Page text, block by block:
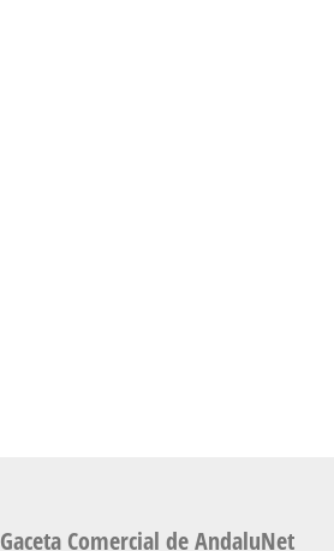
Gaceta Comercial de AndaluNet